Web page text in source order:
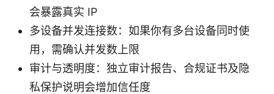
会暴露真实 IP
多设备并发连接数：如果你有多台设备同时使
用，需确认并发数上限
审计与透明度：独立审计报告、合规证书及隐
私保护说明会增加信任度